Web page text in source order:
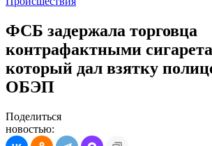
ФСБ задержала торговца
контрафактными
который дал взятку
ОБЭП
Поделиться
новостью: